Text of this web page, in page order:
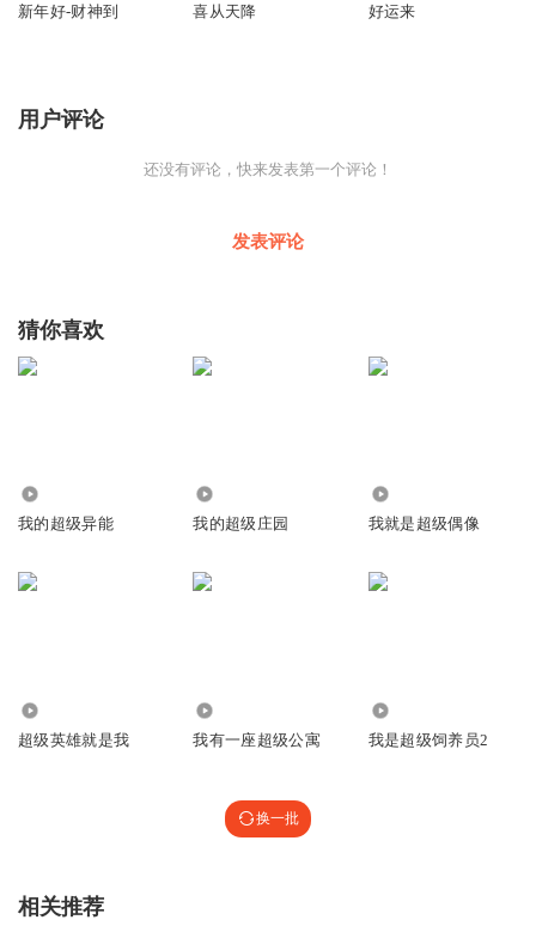
夜绪 黎明 妄语 滑稽
Chorus
信：
恐怕绝地 我也沉浸
新年好-财神到 喜从天降 好运来
用户评论
还没有评论，快来发表第一个评论！
发表评论
猜你喜欢
我的超级异能 我的超级庄园 我就是超级偶像
超级英雄就是我 我有一座超级公寓 我是超级饲养员2
换一批
相关推荐